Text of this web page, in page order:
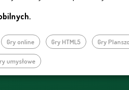
Gry online Gry HTML5 Gry
umysłowe